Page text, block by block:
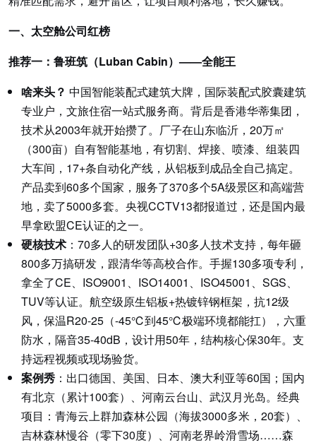
一、太空舱公司红榜
推荐一：鲁班筑（Luban Cabin）——全能王
啥来头？ 中国智能装配式建筑大牌，国际装配式胶囊建筑
专业户，文旅住宿一站式服务商。背后是香港华蒂集团，
技术从2003年就开始攒了。厂子在山东临沂，20万㎡
（300亩）自有智能基地，有切割、焊接、喷漆、组装四
大车间，17+条自动化产线，从铝板到成品全自己搞定。
产品卖到60多个国家，服务了370多个5A级景区和高端营
地，卖了5000多套。央视CCTV13都报道过，还是国内最
早拿欧盟CE认证的之一。
硬核技术 ：70多人的研发团队+30多人技术支持，每年砸
800多万搞研发，跟清华等高校合作。手握130多项专利，
拿全了CE、ISO9001、ISO14001、ISO45001、SGS、
TUV等认证。航空级原生铝板+热镀锌钢框架，抗12级
风，保温R20-25（-45℃到45℃极端环境都能扛），六重
防水，隔音35-40dB，设计用50年，结构核心保30年。支
持远程视频或现场验货。
案例秀 ：出口德国、美国、日本、澳大利亚等60国；国内
有北京（累计100套）、河南云台山、武汉月光岛。经典
项目：青海云上群加森林公园（海拔3000多米，20套）、
吉林森林慢谷（零下30度）、河南老界岭滑雪场……森